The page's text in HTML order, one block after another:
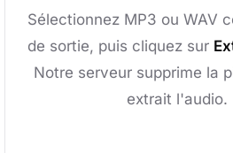
Sélectionnez MP3 ou WAV
de sortie, puis cliquez sur
Notre serveur supprime la
extrait l'audio.